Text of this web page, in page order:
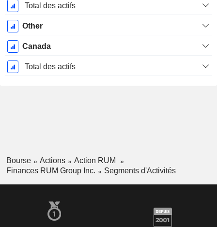
DécembreTotal des actifs
Other
Canada
Total des actifs
Bourse Actions
Action RUM
Finances RUM Group Inc.
Segments d'Activités